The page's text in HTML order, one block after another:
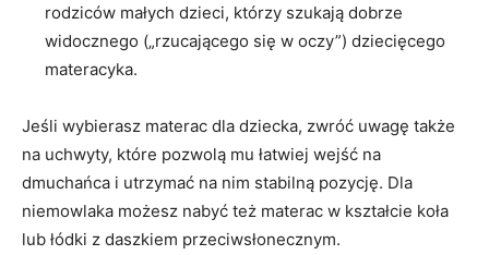
rodziców małych dzieci, którzy szukają dobrze
widocznego („rzucającego się w oczy”) dziecięcego
materacyka.
Jeśli wybierasz materac dla dziecka, zwróć uwagę także
na uchwyty, które pozwolą mu łatwiej wejść na
dmuchańca i utrzymać na nim stabilną pozycję. Dla
niemowlaka możesz nabyć też materac w kształcie koła
lub łódki z daszkiem przeciwsłonecznym.